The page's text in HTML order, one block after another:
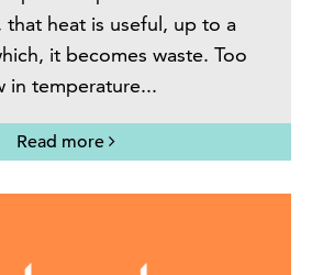
that heat is useful, up to a
it becomes waste. Too
in temperature...
Read more